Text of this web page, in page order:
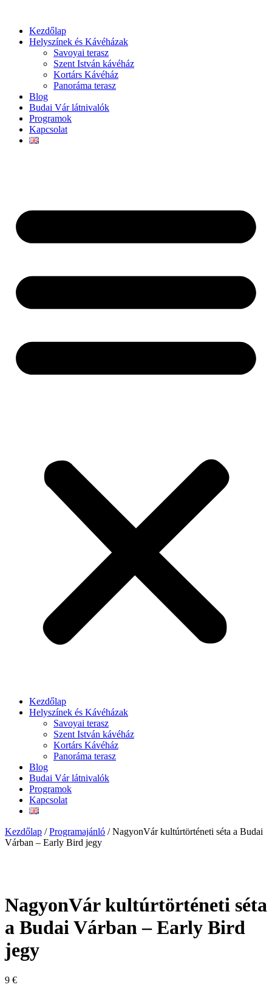
tartalomhozKezdőlap
Helyszínek és Kávéházak
Savoyai terasz
Szent István kávéház
Kortárs Kávéház
Panoráma terasz
Blog
Budai Vár látnivalók
Programok
Kapcsolat
Kezdőlap
Helyszínek és Kávéházak
Savoyai terasz
Szent István kávéház
Kortárs Kávéház
Panoráma terasz
Blog
Budai Vár látnivalók
Programok
Kapcsolat
Kezdőlap /Programajánló / NagyonVár kultúrtörténeti séta a Budai
Várban – Early Bird jegy
NagyonVár kultúrtörténeti séta
a Budai Várban – Early Bird
jegy
9 €